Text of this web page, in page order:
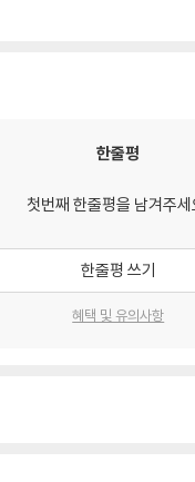
한줄평
첫번째 한줄평을 남겨주세
한줄평 쓰기
혜택 및 유의사항